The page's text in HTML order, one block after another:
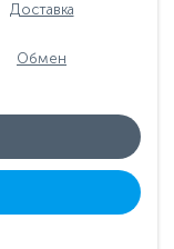
Доставка
Обмен